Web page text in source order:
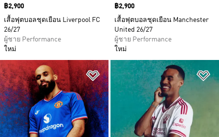
Price
฿2,900
เสื้อฟุตบอลชุดเยือน Liverpool FC
26/27
ผู้ชาย Performance
ใหม่
Price
฿2,900
เสื้อฟุตบอลชุดเยือน Manchester
United 26/27
ผู้ชาย Performance
ใหม่
เพิ่มไปยังรายการสินค้าโปรด เ